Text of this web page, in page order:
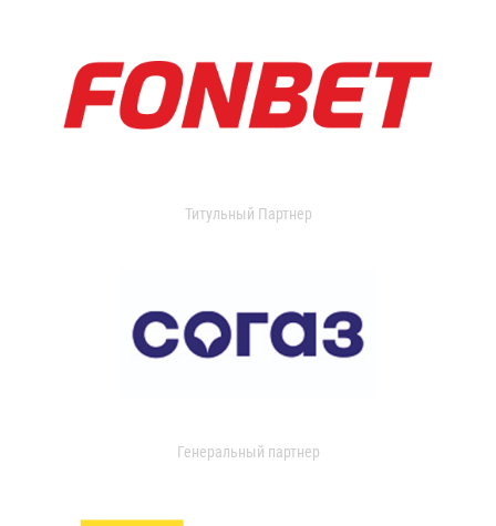
Титульный Партнер
Генеральный партнер